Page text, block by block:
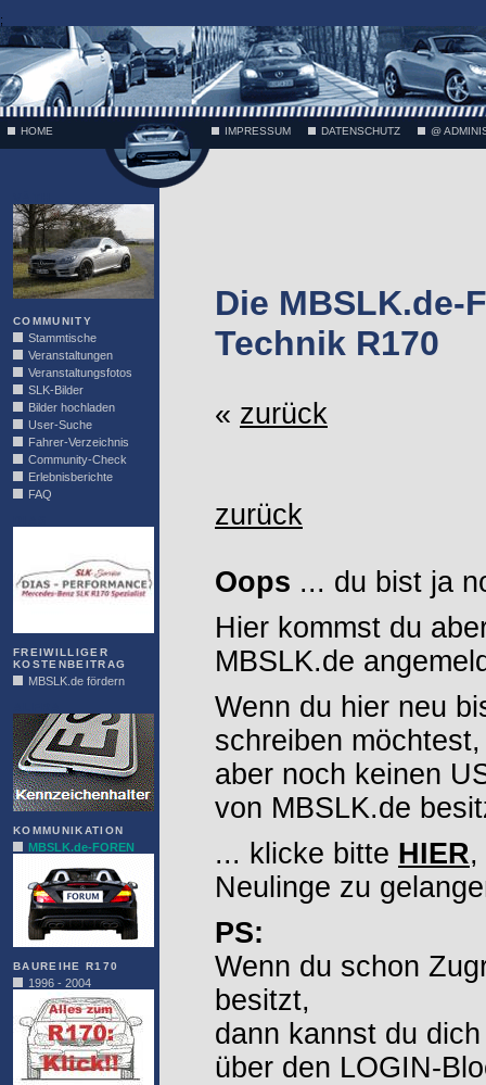
;
HOME IMPRESSUM DATENSCHUTZ @
COMMUNITY
Stammtische
Veranstaltungen
Veranstaltungsfotos
SLK-Bilder
Bilder hochladen
User-Suche
Fahrer-Verzeichnis
Community-Check
Erlebnisberichte
FAQ
FREIWILLIGER
KOSTENBEITRAG
MBSLK.de fördern
KOMMUNIKATION
MBSLK.de-FOREN
BAUREIHE R170
1996 - 2004
Die MBSLK.de-
Technik R170
« zurück
zurück
Oops ... du bist ja
Hier kommst du
MBSLK.de
Wenn du hier neu
schreiben möchtest,
aber noch keinen
von MBSLK.de
... klicke bitte HIER,
Neulinge zu
PS:
Wenn du schon
besitzt,
dann kannst du
über den LOGIN-